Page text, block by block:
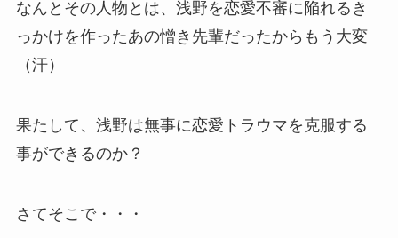
なんとその人物とは、浅野を恋愛不審に陥れるき
っかけを作ったあの憎き先輩だったからもう大変
（汗）
果たして、浅野は無事に恋愛トラウマを克服する
事ができるのか？
さてそこで・・・